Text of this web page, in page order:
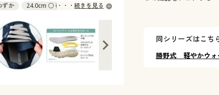
ずか 24.0cm ○ 在庫わずか続きを見る
同シリーズはこち
勝野式 軽やかウォ